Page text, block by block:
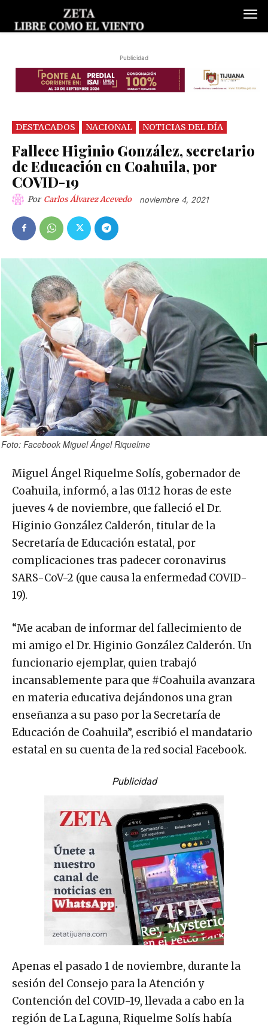
Publicidad
DESTACADOS NACIONAL NOTICIAS DEL DÍA
Fallece Higinio González, secretario
de Educación en Coahuila, por
COVID-19
Por Carlos Álvarez Acevedo noviembre 4, 2021
Foto: Facebook Miguel Ángel Riquelme
Miguel Ángel Riquelme Solís, gobernador de
Coahuila, informó, a las 01:12 horas de este
jueves 4 de noviembre, que falleció el Dr.
Higinio González Calderón, titular de la
Secretaría de Educación estatal, por
complicaciones tras padecer coronavirus
SARS-CoV-2 (que causa la enfermedad COVID-
19).
“Me acaban de informar del fallecimiento de
mi amigo el Dr. Higinio González Calderón. Un
funcionario ejemplar, quien trabajó
incansablemente para que #Coahuila avanzara
en materia educativa dejándonos una gran
enseñanza a su paso por la Secretaría de
Educación de Coahuila”, escribió el mandatario
estatal en su cuenta de la red social Facebook.
Publicidad
Apenas el pasado 1 de noviembre, durante la
sesión del Consejo para la Atención y
Contención del COVID-19, llevada a cabo en la
región de La Laguna, Riquelme Solís había